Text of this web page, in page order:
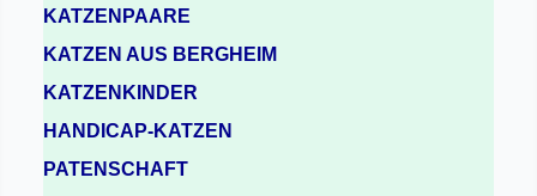
KATZENPAARE
KATZEN AUS BERGHEIM
KATZENKINDER
HANDICAP-KATZEN
PATENSCHAFT